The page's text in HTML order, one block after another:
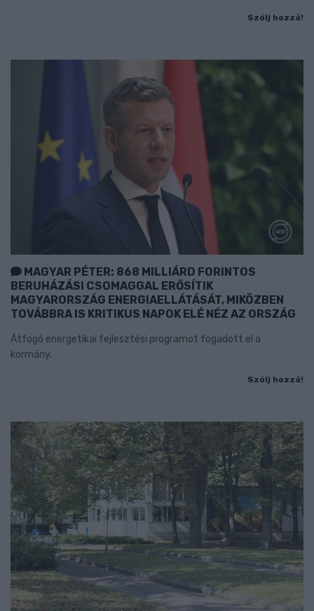
Szólj hozzá!
MAGYAR PÉTER: 868 MILLIÁRD FORINTOS
BERUHÁZÁSI CSOMAGGAL ERŐSÍTIK
MAGYARORSZÁG ENERGIAELLÁTÁSÁT, MIKÖZBEN
TOVÁBBRA IS KRITIKUS NAPOK ELÉ NÉZ AZ ORSZÁG
Átfogó energetikai fejlesztési programot fogadott el a
kormány.
Szólj hozzá!